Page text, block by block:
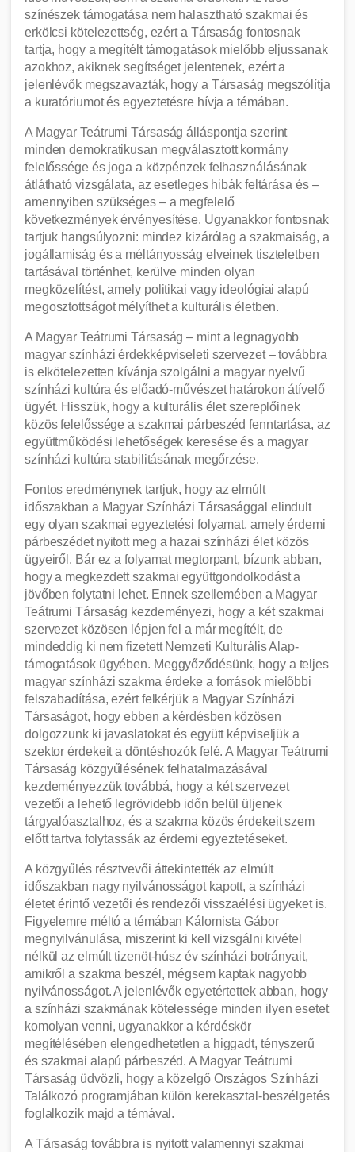
színészek támogatása nem halasztható szakmai és
erkölcsi kötelezettség, ezért a Társaság fontosnak
tartja, hogy a megítélt támogatások mielőbb eljussanak
azokhoz, akiknek segítséget jelentenek, ezért a
jelenlévők megszavazták, hogy a Társaság megszólítja
a kuratóriumot és egyeztetésre hívja a témában.
A Magyar Teátrumi Társaság álláspontja szerint
minden demokratikusan megválasztott kormány
felelőssége és joga a közpénzek felhasználásának
átlátható vizsgálata, az esetleges hibák feltárása és –
amennyiben szükséges – a megfelelő
következmények érvényesítése. Ugyanakkor fontosnak
tartjuk hangsúlyozni: mindez kizárólag a szakmaiság, a
jogállamiság és a méltányosság elveinek tiszteletben
tartásával történhet, kerülve minden olyan
megközelítést, amely politikai vagy ideológiai alapú
megosztottságot mélyíthet a kulturális életben.
A Magyar Teátrumi Társaság – mint a legnagyobb
magyar színházi érdekképviseleti szervezet – továbbra
is elkötelezetten kívánja szolgálni a magyar nyelvű
színházi kultúra és előadó-művészet határokon átívelő
ügyét. Hisszük, hogy a kulturális élet szereplőinek
közös felelőssége a szakmai párbeszéd fenntartása, az
együttműködési lehetőségek keresése és a magyar
színházi kultúra stabilitásának megőrzése.
Fontos eredménynek tartjuk, hogy az elmúlt
időszakban a Magyar Színházi Társasággal elindult
egy olyan szakmai egyeztetési folyamat, amely érdemi
párbeszédet nyitott meg a hazai színházi élet közös
ügyeiről. Bár ez a folyamat megtorpant, bízunk abban,
hogy a megkezdett szakmai együttgondolkodást a
jövőben folytatni lehet. Ennek szellemében a Magyar
Teátrumi Társaság kezdeményezi, hogy a két szakmai
szervezet közösen lépjen fel a már megítélt, de
mindeddig ki nem fizetett Nemzeti Kulturális Alap-
támogatások ügyében. Meggyőződésünk, hogy a teljes
magyar színházi szakma érdeke a források mielőbbi
felszabadítása, ezért felkérjük a Magyar Színházi
Társaságot, hogy ebben a kérdésben közösen
dolgozzunk ki javaslatokat és együtt képviseljük a
szektor érdekeit a döntéshozók felé. A Magyar Teátrumi
Társaság közgyűlésének felhatalmazásával
kezdeményezzük továbbá, hogy a két szervezet
vezetői a lehető legrövidebb időn belül üljenek
tárgyalóasztalhoz, és a szakma közös érdekeit szem
előtt tartva folytassák az érdemi egyeztetéseket.
A közgyűlés résztvevői áttekintették az elmúlt
időszakban nagy nyilvánosságot kapott, a színházi
életet érintő vezetői és rendezői visszaélési ügyeket is.
Figyelemre méltó a témában Kálomista Gábor
megnyilvánulása, miszerint ki kell vizsgálni kivétel
nélkül az elmúlt tizenöt-húsz év színházi botrányait,
amikről a szakma beszél, mégsem kaptak nagyobb
nyilvánosságot. A jelenlévők egyetértettek abban, hogy
a színházi szakmának kötelessége minden ilyen esetet
komolyan venni, ugyanakkor a kérdéskör
megítélésében elengedhetetlen a higgadt, tényszerű
és szakmai alapú párbeszéd. A Magyar Teátrumi
Társaság üdvözli, hogy a közelgő Országos Színházi
Találkozó programjában külön kerekasztal-beszélgetés
foglalkozik majd a témával.
A Társaság továbbra is nyitott valamennyi szakmai